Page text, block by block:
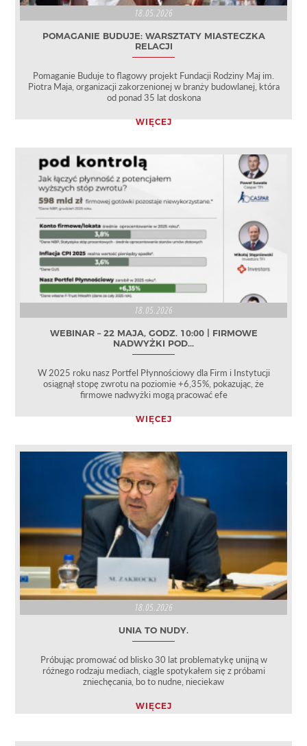
18.05.2026
POMAGANIE BUDUJE: WARSZTATY MIASTECZKA
RELACJI
Pomaganie Buduje to flagowy projekt Fundacji Rodziny Maj im.
Piotra Maja, organizacji zakorzenionej w branży budowlanej, która
od ponad 35 lat doskona
WIĘCEJ
18.05.2026
WEBINAR – 22 MAJA, GODZ. 10:00 | FIRMOWE
NADWYŻKI POD...
W 2025 roku nasz Portfel Płynnościowy dla Firm i Instytucji
osiągnął stopę zwrotu na poziomie +6,35%, pokazując, że
firmowe nadwyżki mogą pracować efe
WIĘCEJ
18.05.2026
UNIA TO NUDY.
Próbując promować od blisko 30 lat problematykę unijną w
różnego rodzaju mediach, ciągle spotykałem się z próbami
zniechęcania, bo to nudne, nieciekaw
WIĘCEJ